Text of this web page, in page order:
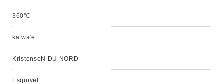
360℃
ka wa'e
KristenseN DU NORD
Esquivel